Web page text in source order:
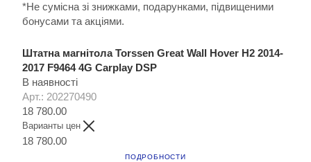
*Не сумісна зі знижками, подарунками, підвищеними
бонусами та акціями.
Штатна магнітола Torssen Great Wall Hover H2 2014-
2017 F9464 4G Carplay DSP
В наявності
Арт.: 202270490
18 780.00
Варианты цен
18 780.00
ПОДРОБНОСТИ